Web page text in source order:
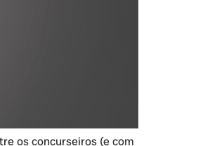
os concurseiros (e com